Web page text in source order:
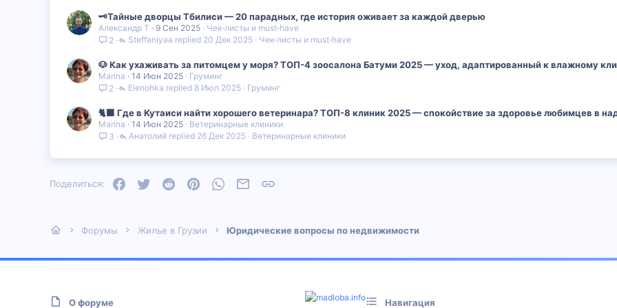
🗝️Тайные дворцы Тбилиси — 20 парадных, где история оживает за каждой дверью
Александр Т 9 Сен 2025
Чек‑листы и must‑have
2
Чек‑листы и must‑have
20 Дек 2025
Steffaniyaa
🐶 Как ухаживать за питомцем у моря? ТОП-4 зоосалона Батуми 2025 — уход, адаптированный к влажному
Marina 14 Июн 2025
Груминг
2
Груминг
8 Июл 2025
Elenohka
🐈‍⬛ Где в Кутаиси найти хорошего ветеринара? ТОП-8 клиник 2025 — спокойствие за здоровье любимцев в
Marina 14 Июн 2025
Ветеринарные клиники
3
Ветеринарные клиники
26 Дек 2025
Анатолий
Поделиться: Facebook
Twitter Reddit PinterestWhatsAppЭлектронная почта
Форумы Жилье в Грузии Юридические вопросы по недвижимости
О форуме Навигация